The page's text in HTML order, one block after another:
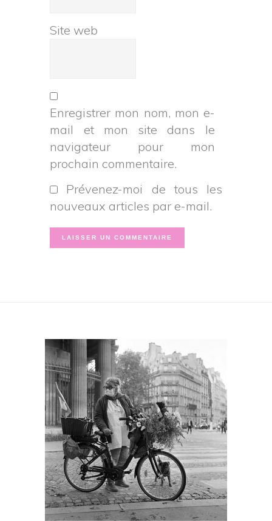
Site web
Enregistrer mon nom, mon e-
mail et mon site dans le
navigateur pour mon
prochain commentaire.
Prévenez-moi de tous les
nouveaux articles par e-mail.